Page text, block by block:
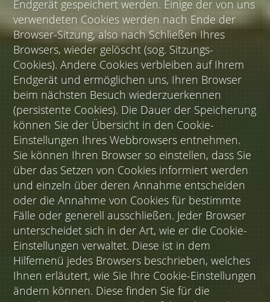
Endgerät gespeichert werden. Einige der von uns
verwendeten Cookies werden nach Ende der
Browser-Sitzung, also nach Schließen Ihres
Browsers, wieder gelöscht (sog. Sitzungs-
Cookies). Andere Cookies verbleiben auf Ihrem
Endgerät und ermöglichen uns, Ihren Browser
beim nächsten Besuch wiederzuerkennen
(persistente Cookies). Die Dauer der Speicherung
können Sie der Übersicht in den Cookie-
Einstellungen Ihres Webbrowsers entnehmen.
Sie können Ihren Browser so einstellen, dass Sie
über das Setzen von Cookies informiert werden
und einzeln über deren Annahme entscheiden
oder die Annahme von Cookies für bestimmte
Fälle oder generell ausschließen. Jeder Browser
unterscheidet sich in der Art, wie er die Cookie-
Einstellungen verwaltet. Diese ist in dem
Hilfemenü jedes Browsers beschrieben, welches
Ihnen erläutert, wie Sie Ihre Cookie-Einstellungen
ändern können. Diese finden Sie für die